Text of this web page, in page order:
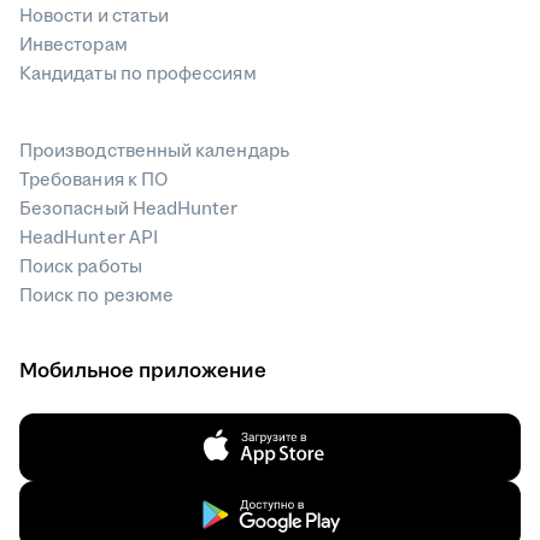
Новости и статьи
Инвесторам
Кандидаты по профессиям
Производственный календарь
Требования к ПО
Безопасный HeadHunter
HeadHunter API
Поиск работы
Поиск по резюме
Мобильное приложение